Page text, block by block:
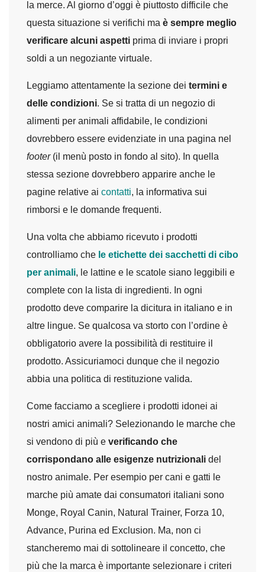
la merce. Al giorno d’oggi è piuttosto difficile che
questa situazione si verifichi ma è sempre meglio
verificare alcuni aspetti prima di inviare i propri
soldi a un negoziante virtuale.
Leggiamo attentamente la sezione dei termini e
delle condizioni. Se si tratta di un negozio di
alimenti per animali affidabile, le condizioni
dovrebbero essere evidenziate in una pagina nel
footer(il menù posto in fondo al sito). In quella
stessa sezione dovrebbero apparire anche le
pagine relative ai contatti, la informativa sui
rimborsi e le domande frequenti.
Una volta che abbiamo ricevuto i prodotti
controlliamo che le etichette dei sacchetti di cibo
per animali, le lattine e le scatole siano leggibili e
complete con la lista di ingredienti. In ogni
prodotto deve comparire la dicitura in italiano e in
altre lingue. Se qualcosa va storto con l’ordine è
obbligatorio avere la possibilità di restituire il
prodotto. Assicuriamoci dunque che il negozio
abbia una politica di restituzione valida.
Come facciamo a scegliere i prodotti idonei ai
nostri amici animali? Selezionando le marche che
si vendono di più e verificando che
corrispondano alle esigenze nutrizionali del
nostro animale. Per esempio per cani e gatti le
marche più amate dai consumatori italiani sono
Monge, Royal Canin, Natural Trainer, Forza 10,
Advance, Purina ed Exclusion. Ma, non ci
stancheremo mai di sottolineare il concetto, che
più che la marca è importante selezionare i criteri